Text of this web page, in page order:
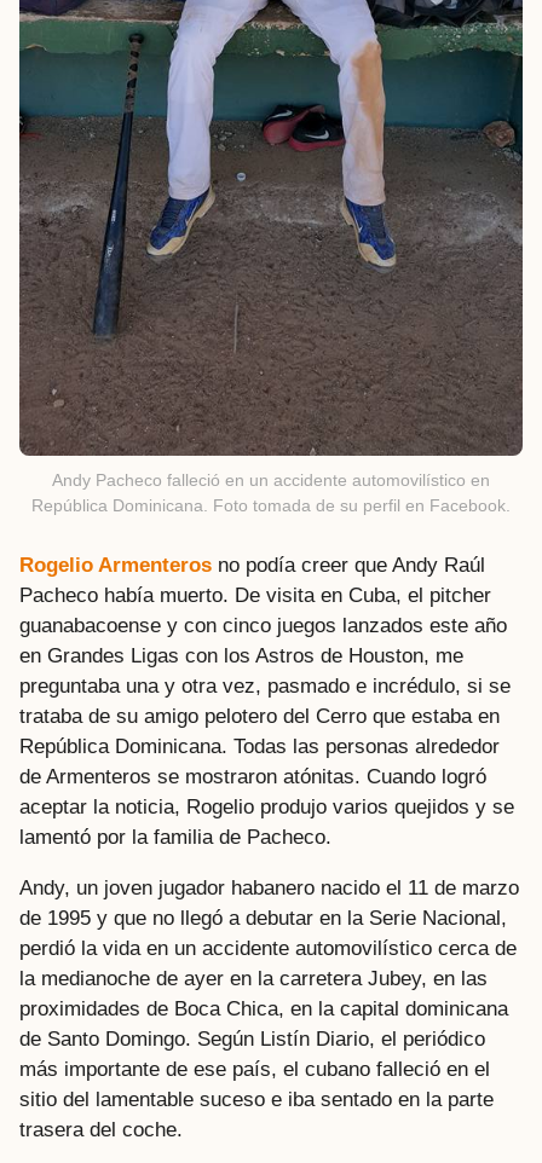
Andy Pacheco falleció en un accidente automovilístico en
República Dominicana. Foto tomada de su perfil en Facebook.
Rogelio Armenteros no podía creer que Andy Raúl
Pacheco había muerto. De visita en Cuba, el pitcher
guanabacoense y con cinco juegos lanzados este año
en Grandes Ligas con los Astros de Houston, me
preguntaba una y otra vez, pasmado e incrédulo, si se
trataba de su amigo pelotero del Cerro que estaba en
República Dominicana. Todas las personas alrededor
de Armenteros se mostraron atónitas. Cuando logró
aceptar la noticia, Rogelio produjo varios quejidos y se
lamentó por la familia de Pacheco.
Andy, un joven jugador habanero nacido el 11 de marzo
de 1995 y que no llegó a debutar en la Serie Nacional,
perdió la vida en un accidente automovilístico cerca de
la medianoche de ayer en la carretera Jubey, en las
proximidades de Boca Chica, en la capital dominicana
de Santo Domingo. Según Listín Diario, el periódico
más importante de ese país, el cubano falleció en el
sitio del lamentable suceso e iba sentado en la parte
trasera del coche.